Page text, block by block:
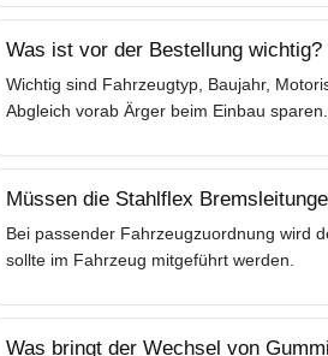
Was ist vor der Bestellung wichtig?
Wichtig sind Fahrzeugtyp, Baujahr,
Abgleich vorab Ärger beim Einbau sparen.
Müssen die Stahlflex
Bei passender Fahrzeugzuordnung wird
sollte im Fahrzeug mitgeführt werden.
Was bringt der Wechsel von